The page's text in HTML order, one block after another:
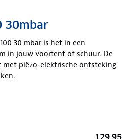
30mbar
30 mbar is het in een
in jouw voortent of schuur. De
met piëzo-elektrische ontsteking